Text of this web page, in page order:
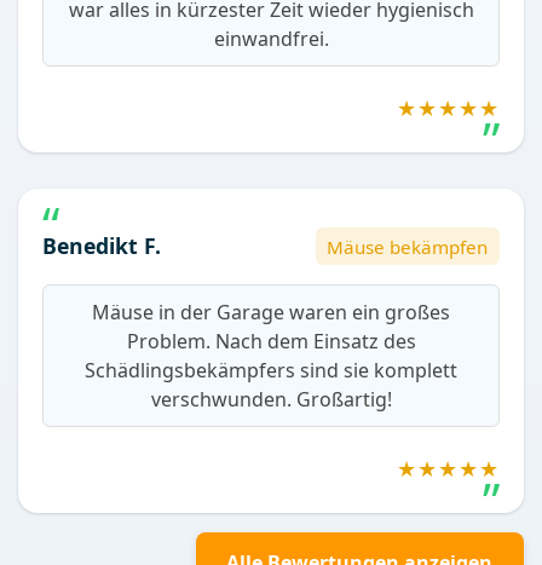
war alles in kürzester Zeit wieder hygienisch
einwandfrei.
★★★★★
Benedikt F. Mäuse bekämpfen
Mäuse in der Garage waren ein großes
Problem. Nach dem Einsatz des
Schädlingsbekämpfers sind sie komplett
verschwunden. Großartig!
★★★★★